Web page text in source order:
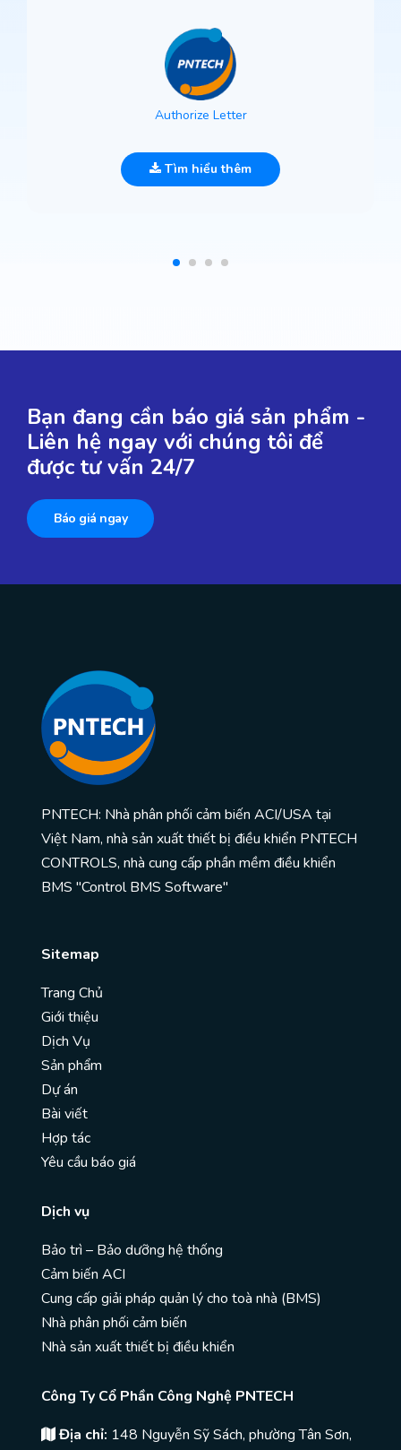
Authorize Letter
Tìm hiểu thêm
Bạn đang cần báo giá sản phẩm -
Liên hệ ngay với chúng tôi để
được tư vấn 24/7
Báo giá ngay
PNTECH: Nhà phân phối cảm biến ACI/USA tại
Việt Nam, nhà sản xuất thiết bị điều khiển PNTECH
CONTROLS, nhà cung cấp phần mềm điều khiển
BMS "Control BMS Software"
Sitemap
Trang Chủ
Giới thiệu
Dịch Vụ
Sản phẩm
Dự án
Bài viết
Hợp tác
Yêu cầu báo giá
Dịch vụ
Bảo trì – Bảo dưỡng hệ thống
Cảm biến ACI
Cung cấp giải pháp quản lý cho toà nhà (BMS)
Nhà phân phối cảm biến
Nhà sản xuất thiết bị điều khiển
Công Ty Cổ Phần Công Nghệ PNTECH
Địa chỉ: 148 Nguyễn Sỹ Sách, phường Tân Sơn,